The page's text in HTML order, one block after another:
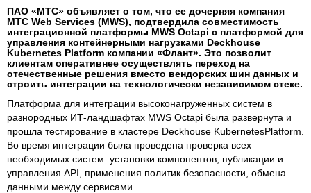
ПАО «МТС» объявляет о том, что ее дочерняя компания
МТС Web Services (MWS), подтвердила совместимость
интеграционной платформы MWS Octapi с платформой для
управления контейнерными нагрузками Deckhouse
Kubernetes Platform компании «Флант». Это позволит
клиентам оперативнее осуществлять переход на
отечественные решения вместо вендорских шин данных и
строить интеграции на технологически независимом стеке.
Платформа для интеграции высоконагруженных систем в
разнородных ИТ-ландшафтах MWS Octapi была развернута и
прошла тестирование в кластере Deckhouse KubernetesPlatform.
Во время интеграции была проведена проверка всех
необходимых систем: установки компонентов, публикации и
управления API, применения политик безопасности, обмена
данными между сервисами.